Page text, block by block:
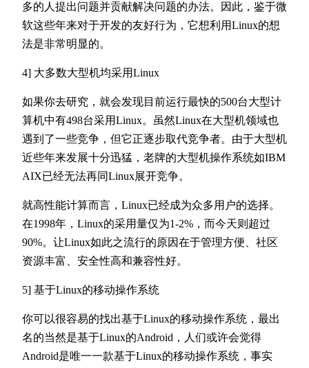
多的人提出问题并贡献解决问题的办法。因此，鉴于微
软这些年来对于开发的友好行为，它想利用Linux的想
法是非常明显的。
4] 大多数大型机均采用Linux
如果你去研究，就会发现目前运行最快的500台大型计
算机中有498台采用Linux。虽然Linux在大型机领域也
遇到了一些竞争，但它正逐步取代竞争者。由于大型机
近些年来发展十分迅猛，老牌的大型机操作系统如IBM
AIX已经无法再同Linux展开竞争。
就高性能计算而言，Linux已经成为众多用户的选择。
在1998年，Linux的采用量仅为1-2%，而今天则超过
90%。让Linux如此之流行的原因在于管理方便、社区
资源丰富、安全性高和兼容性好。
5] 基于Linux的移动操作系统
你可以很容易的找出基于Linux的移动操作系统，最出
名的当然是基于Linux的Android，人们或许会觉得
Android是唯一一款基于Linux的移动操作系统，事实